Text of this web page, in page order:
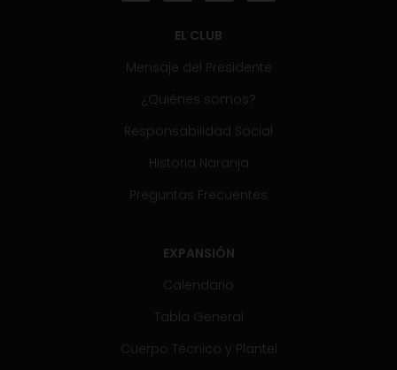
EL CLUB
Mensaje del Presidente
¿Quiénes somos?
Responsabilidad Social
Historia Naranja
Preguntas Frecuentes
EXPANSIÓN
Calendario
Tabla General
Cuerpo Técnico y Plantel